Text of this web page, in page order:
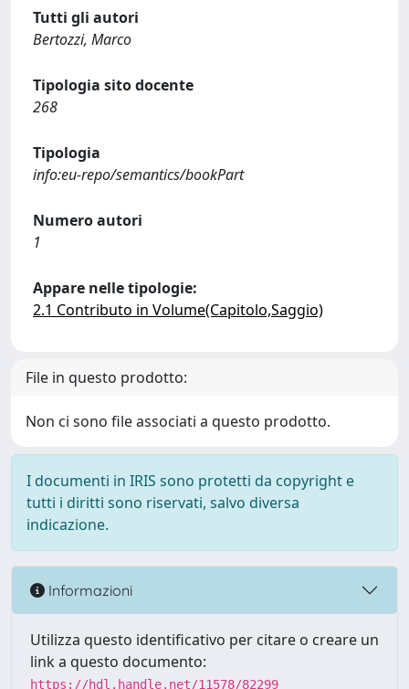
Tutti gli autori
Bertozzi, Marco
Tipologia sito docente
268
Tipologia
info:eu-repo/semantics/bookPart
Numero autori
1
Appare nelle tipologie:
2.1 Contributo in Volume(Capitolo,Saggio)
File in questo prodotto:
Non ci sono file associati a questo prodotto.
I documenti in IRIS sono protetti da copyright e
tutti i diritti sono riservati, salvo diversa
indicazione.
Informazioni
Utilizza questo identificativo per citare o creare un
link a questo documento:
https://hdl.handle.net/11578/82299